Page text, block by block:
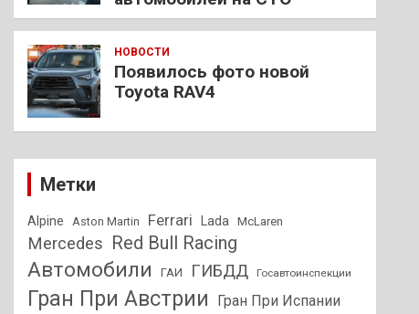
НОВОСТИ
Появилось фото новой
Toyota RAV4
Метки
Alpine Aston Martin Ferrari Lada McLaren
Mercedes Red Bull Racing
Автомобили ГАИ ГИБДД Госавтоинспекции
Гран При Австрии Гран При Испании